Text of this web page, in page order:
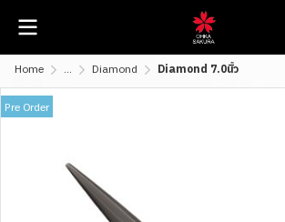
Home ... Diamond Diamond 7.0นิ้ว
Pre Order